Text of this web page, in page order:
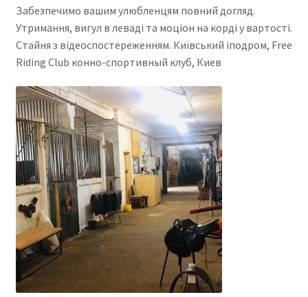
Забезпечимо вашим улюбленцям повний догляд.
Утримання, вигул в леваді та моціон на корді у вартості.
Стайня з відеоспостереженням. Київський іподром, Free
Riding Club конно-спортивный клуб, Киев